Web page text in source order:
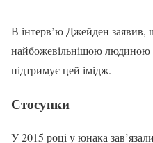
В інтерв’ю Джейден
найбожевільнішою людиною
підтримує цей імідж.
Стосунки
У 2015 році у юнака